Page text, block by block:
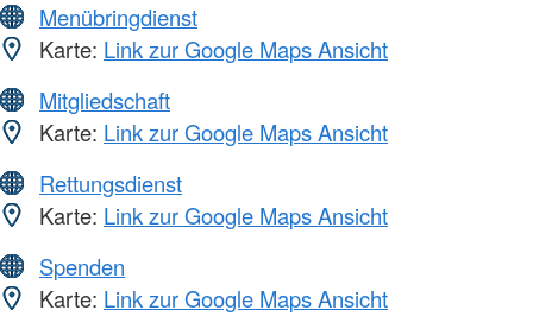
Menübringdienst
Karte: Link zur Google Maps Ansicht
Mitgliedschaft
Karte: Link zur Google Maps Ansicht
Rettungsdienst
Karte: Link zur Google Maps Ansicht
Spenden
Karte: Link zur Google Maps Ansicht